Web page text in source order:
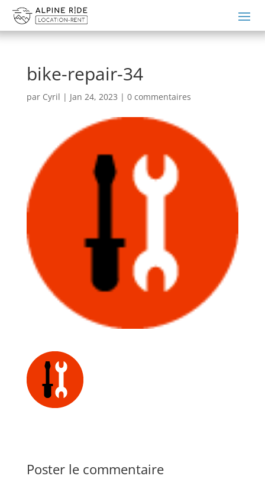
bike-repair-34
par Cyril | Jan 24, 2023 | 0 commentaires
Poster le commentaire